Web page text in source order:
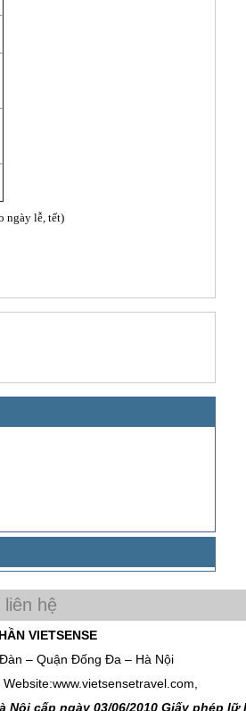
ngày lễ, tết)
VIETSENSE
– Quận Đống Đa – Hà Nội
cấp ngày 03/06/2010 Giấy phép lữ